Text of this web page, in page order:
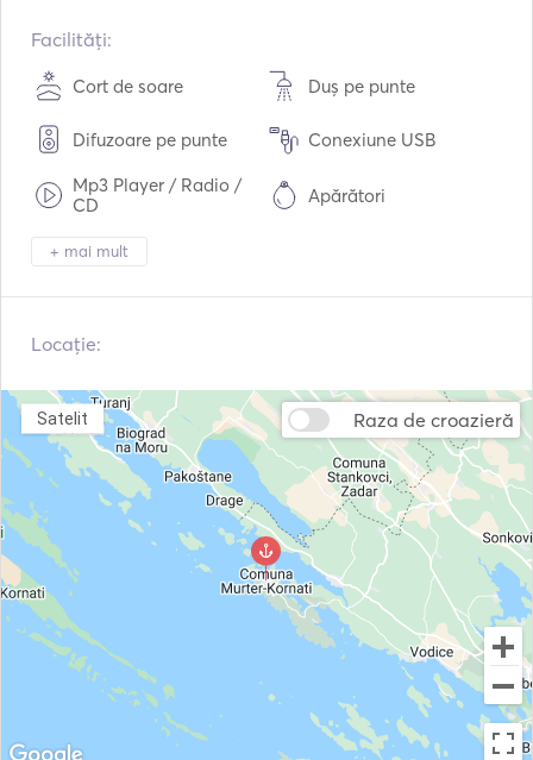
Motoare:1 x 150hp
Tipul de combustibil:
Benzină
Capacitatea de apă:
Capacitatea de combustibil:
165 L
Facilități:
Cort de soare Duș pe punte
Difuzoare pe punte Conexiune USB
Mp3 Player / Radio /
CD
Apărători
Tun de semnalizare
+ mai mult
Locație:
Raza de croazieră
Satelit